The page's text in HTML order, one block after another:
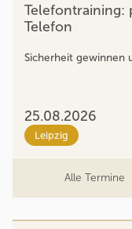
Telefontraining:
Telefon
Sicherheit gewinnen
25.08.2026
Leipzig
Alle Termine